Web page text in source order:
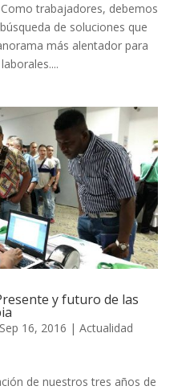
trabajadores, debemos
de soluciones que
más alentador para
y futuro de las
Sep 16, 2016 | Actualidad
de nuestros tres años de